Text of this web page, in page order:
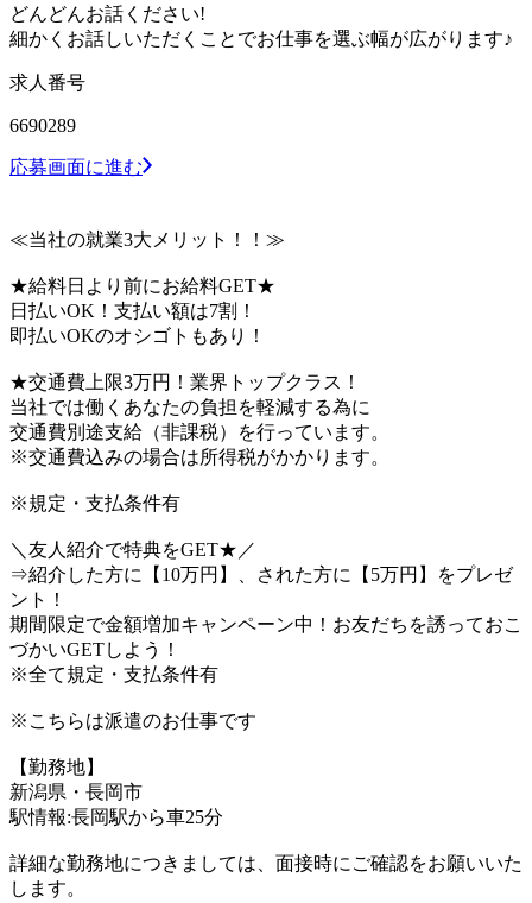
どんどんお話ください!
細かくお話しいただくことでお仕事を選ぶ幅が広がります♪
求人番号
6690289
応募画面に進む
≪当社の就業3大メリット！！≫
★給料日より前にお給料GET★
日払いOK！支払い額は7割！
即払いOKのオシゴトもあり！
★交通費上限3万円！業界トップクラス！
当社では働くあなたの負担を軽減する為に
交通費別途支給（非課税）を行っています。
※交通費込みの場合は所得税がかかります。
※規定・支払条件有
＼友人紹介で特典をGET★／
⇒紹介した方に【10万円】、された方に【5万円】をプレゼ
ント！
期間限定で金額増加キャンペーン中！お友だちを誘っておこ
づかいGETしよう！
※全て規定・支払条件有
※こちらは派遣のお仕事です
【勤務地】
新潟県・長岡市
駅情報:長岡駅から車25分
詳細な勤務地につきましては、面接時にご確認をお願いいた
します。